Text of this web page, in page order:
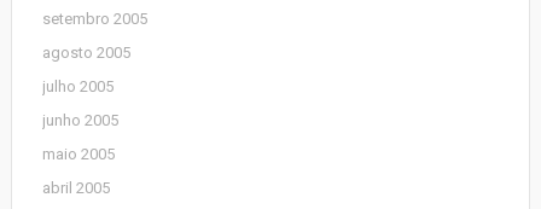
setembro 2005
agosto 2005
julho 2005
junho 2005
maio 2005
abril 2005